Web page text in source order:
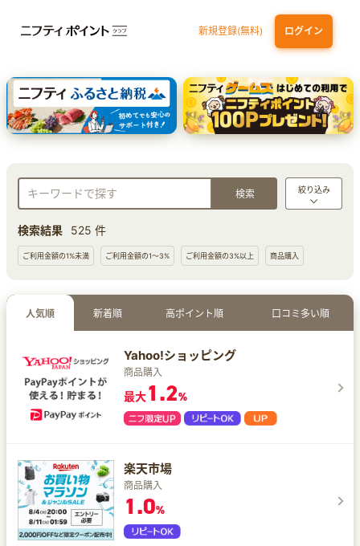
新規登録(無料) ログイン
dカード GOLD 三井住友カード ゴールド（NL）（家族カード発行）
【実質初月無料】DMM | Disney+(ディズニープラス) セットプラン
SBI証券 確定拠出年金（iDeCo）
絞り込み
検索結果 525 件
ご利用金額の1%未満 ご利用金額の1～3% ご利用金額の3%以上 商品購入
人気順 新着順 高ポイント順 口コミ多い順
Yahoo!ショッピング
商品購入
最大1.2%
楽天市場
商品購入
1.0%